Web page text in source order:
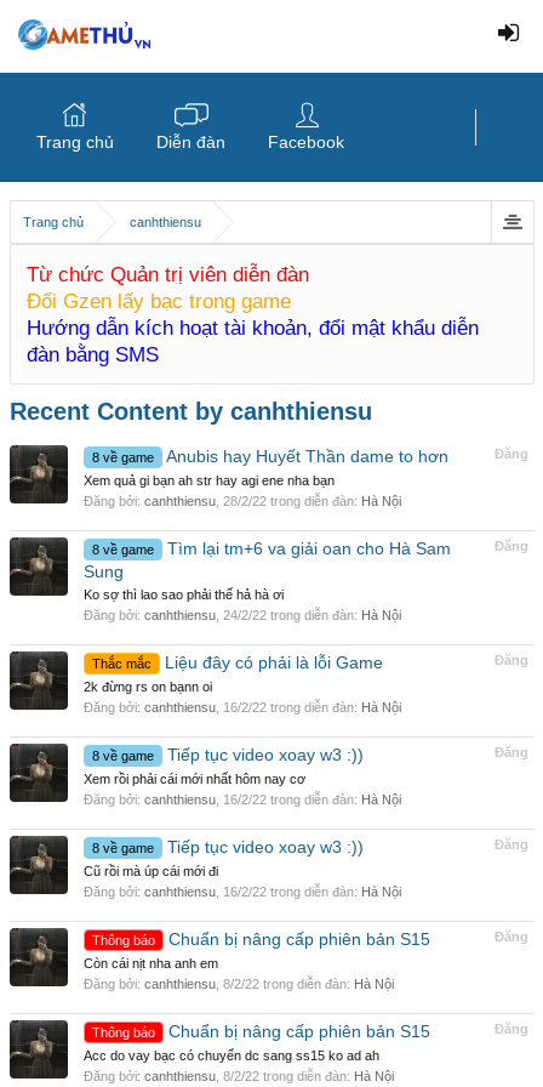
Trang chủ canhthiensu
Từ chức Quản trị viên diễn đàn
Đổi Gzen lấy bạc trong game
Hướng dẫn kích hoạt tài khoản, đổi mật khẩu diễn
đàn bằng SMS
Recent Content by canhthiensu
Đăng
8 về game Anubis hay Huyết Thần dame to hơn
Xem quả gi bạn ah str hay agi ene nha bạn
Đăng bởi: canhthiensu, 28/2/22trong diễn đàn: Hà Nội
Đăng
8 về game Tìm lại tm+6 va giải oan cho Hà Sam
Sung
Ko sợ thì lao sao phải thế hả hà ơi
Đăng bởi: canhthiensu, 24/2/22trong diễn đàn: Hà Nội
Đăng
Thắc mắc Liệu đây có phải là lỗi Game
2k đừng rs on bạnn oi
Đăng bởi: canhthiensu, 16/2/22trong diễn đàn: Hà Nội
Đăng
8 về game Tiếp tục video xoay w3 :))
Xem rồi phải cái mới nhất hôm nay cơ
Đăng bởi: canhthiensu, 16/2/22trong diễn đàn: Hà Nội
Đăng
8 về game Tiếp tục video xoay w3 :))
Cũ rồi mà úp cái mới đi
Đăng bởi: canhthiensu, 16/2/22trong diễn đàn: Hà Nội
Đăng
Thông báo Chuẩn bị nâng cấp phiên bản S15
Còn cái nịt nha anh em
Đăng bởi: canhthiensu, 8/2/22trong diễn đàn: Hà Nội
Đăng
Thông báo Chuẩn bị nâng cấp phiên bản S15
Acc do vay bạc có chuyển dc sang ss15 ko ad ah
Đăng bởi: canhthiensu, 8/2/22trong diễn đàn: Hà Nội
Trang chủ Diễn đàn Facebook